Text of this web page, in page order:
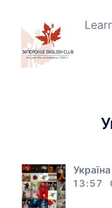
13:57